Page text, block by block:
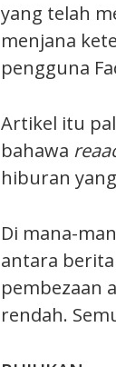
yang telah
menjana
pengguna
Artikel itu
bahawa
hiburan
Di mana-
antara
pembezaan
rendah.